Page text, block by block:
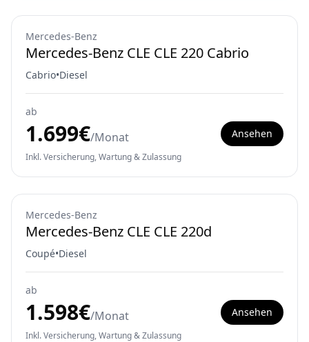
Mercedes-Benz
Mercedes-Benz CLE CLE 220 Cabrio
Cabrio•Diesel
ab
1.699€/Monat Ansehen
Inkl. Versicherung, Wartung & Zulassung
Mercedes-Benz
Mercedes-Benz CLE CLE 220d
Coupé•Diesel
ab
1.598€/Monat Ansehen
Inkl. Versicherung, Wartung & Zulassung